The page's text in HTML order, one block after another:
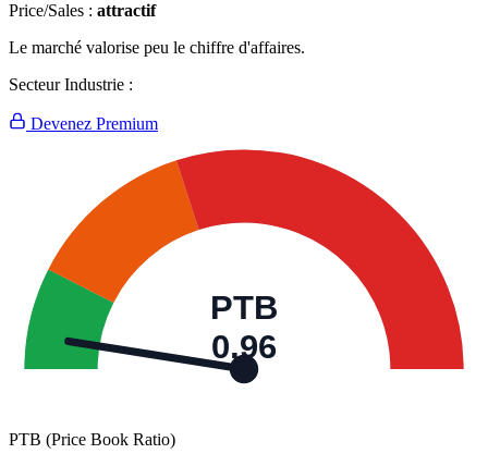
Price/Sales : attractif
Le marché valorise peu le chiffre d'affaires.
Secteur Industrie :
Devenez Premium
PTB
0,96
PTB (Price Book Ratio)